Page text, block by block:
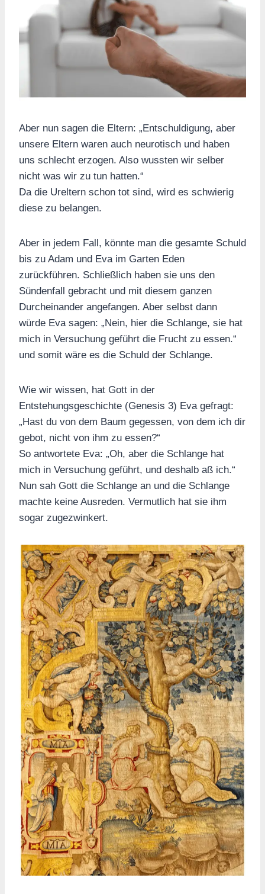
Aber nun sagen die Eltern: „Entschuldigung, aber
unsere Eltern waren auch neurotisch und haben
uns schlecht erzogen. Also wussten wir selber
nicht was wir zu tun hatten.“
Da die Ureltern schon tot sind, wird es schwierig
diese zu belangen.
Aber in jedem Fall, könnte man die gesamte Schuld
bis zu Adam und Eva im Garten Eden
zurückführen. Schließlich haben sie uns den
Sündenfall gebracht und mit diesem ganzen
Durcheinander angefangen. Aber selbst dann
würde Eva sagen: „Nein, hier die Schlange, sie hat
mich in Versuchung geführt die Frucht zu essen.“
und somit wäre es die Schuld der Schlange.
Wie wir wissen, hat Gott in der
Entstehungsgeschichte (Genesis 3) Eva gefragt:
„Hast du von dem Baum gegessen, von dem ich dir
gebot, nicht von ihm zu essen?“
So antwortete Eva: „Oh, aber die Schlange hat
mich in Versuchung geführt, und deshalb aß ich.“
Nun sah Gott die Schlange an und die Schlange
machte keine Ausreden. Vermutlich hat sie ihm
sogar zugezwinkert.